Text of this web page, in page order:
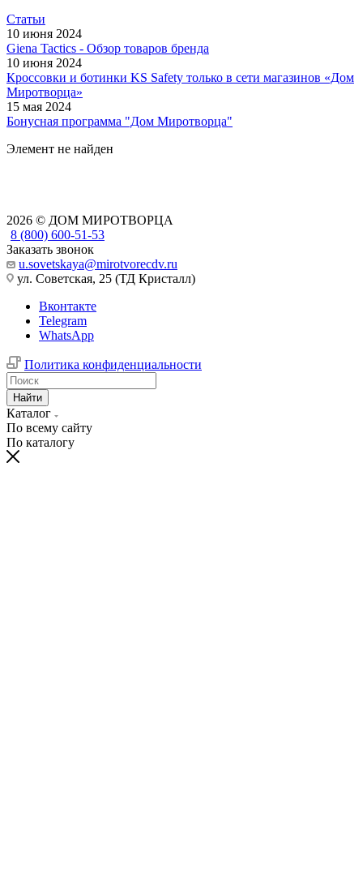
Статьи
10 июня 2024
Giena Tactics - Обзор товаров бренда
10 июня 2024
Кроссовки и ботинки KS Safety только в сети магазинов «Дом
Миротворца»
15 мая 2024
Бонусная программа "Дом Миротворца"
Элемент не найден
2026 © ДОМ МИРОТВОРЦА
8 (800) 600-51-53
Заказать звонок
u.sovetskaya@mirotvorecdv.ru
ул. Советская, 25 (ТД Кристалл)
Вконтакте
Telegram
WhatsApp
Политика конфиденциальности
Найти
Каталог
По всему сайту
По каталогу